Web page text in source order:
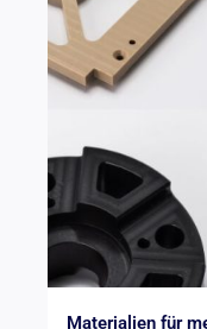
Materialien für